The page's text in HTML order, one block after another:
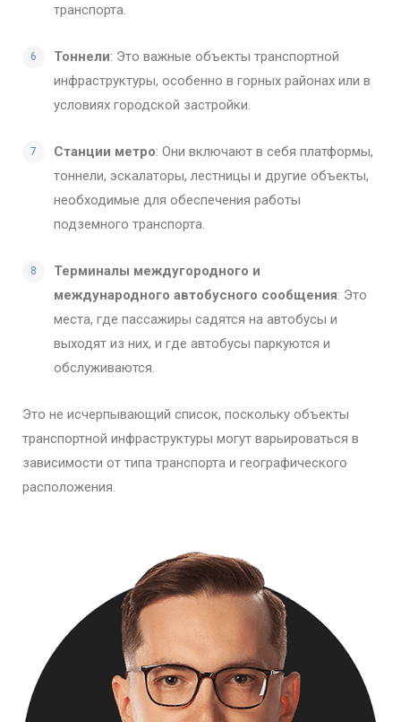
транспорта.
Тоннели: Это важные объекты транспортной
инфраструктуры, особенно в горных районах или в
условиях городской застройки.
Станции метро: Они включают в себя платформы,
тоннели, эскалаторы, лестницы и другие объекты,
необходимые для обеспечения работы
подземного транспорта.
Терминалы междугородного и
международного автобусного сообщения: Это
места, где пассажиры садятся на автобусы и
выходят из них, и где автобусы паркуются и
обслуживаются.
Это не исчерпывающий список, поскольку объекты
транспортной инфраструктуры могут варьироваться в
зависимости от типа транспорта и географического
расположения.